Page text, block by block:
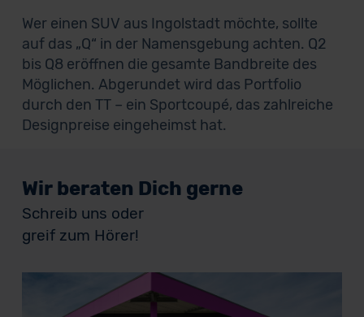
Wer einen SUV aus Ingolstadt möchte, sollte
auf das „Q“ in der Namensgebung achten. Q2
bis Q8 eröffnen die gesamte Bandbreite des
Möglichen. Abgerundet wird das Portfolio
durch den TT – ein Sportcoupé, das zahlreiche
Designpreise eingeheimst hat.
Wir beraten Dich gerne
Schreib uns oder
greif zum Hörer!